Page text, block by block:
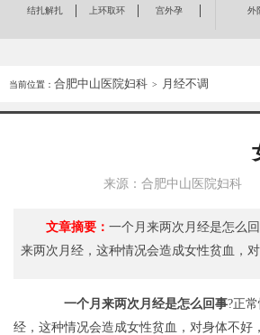
结扎解扎 上环取环 宫外孕 外
当前位置： 合肥中山医院妇科 > 月经不调
来源：合肥中山医院妇科
文章摘要： 一个月来两次月经是怎么
来两次月经，这种情况会造成女性贫血，
一个月来两次月经是怎么回事?正
经，这种情况会造成女性贫血，对身体不